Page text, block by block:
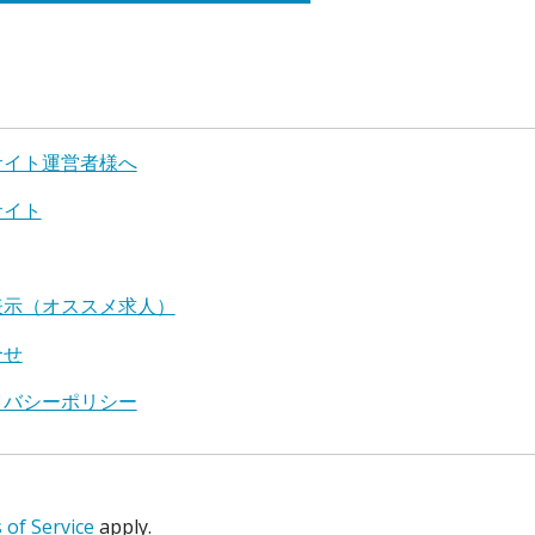
ト運営者様へ
ト
（オススメ求人）
シーポリシー
of Service apply.